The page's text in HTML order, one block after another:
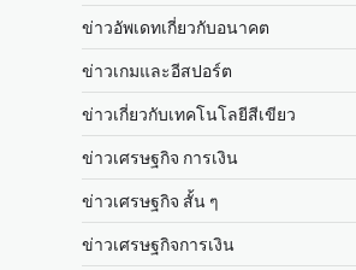
ข่าวอัพเดทเกี่ยวกับอนาคต
ข่าวเกมและอีสปอร์ต
ข่าวเกี่ยวกับเทคโนโลยีสีเขียว
ข่าวเศรษฐกิจ การเงิน
ข่าวเศรษฐกิจ สั้น ๆ
ข่าวเศรษฐกิจการเงิน